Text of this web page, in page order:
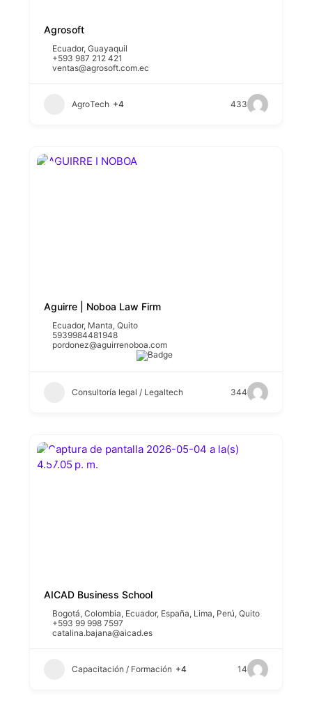
Agrosoft
Ecuador,Guayaquil
+593 987 212 421
ventas@agrosoft.com.ec
AgroTech +4 433
Aguirre | Noboa Law Firm
Ecuador, Manta,Quito
5939984481948
pordonez@aguirrenoboa.com
Consultoría legal / Legaltech 344
AICAD Business School
Bogotá,Colombia, Ecuador, España, Lima, Perú,Quito
+593 99 998 7597
catalina.bajana@aicad.es
Capacitación / Formación +4 14